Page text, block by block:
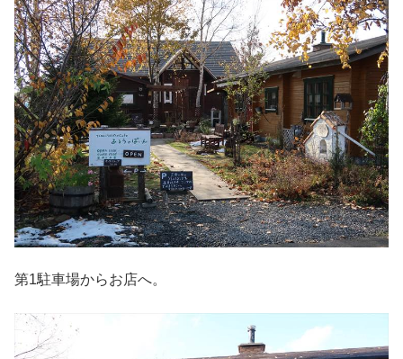
第1駐車場からお店へ。